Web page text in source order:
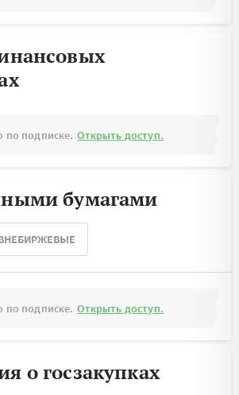
по подписке. Открыть доступ.
бумагами
по подписке. Открыть доступ.
о госзакупках